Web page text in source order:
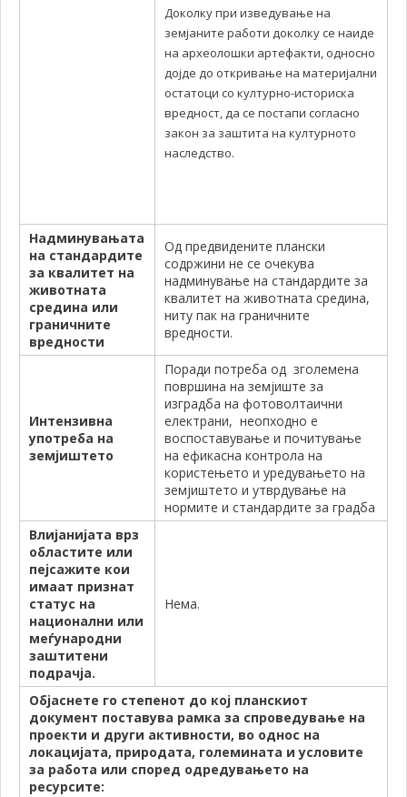
Доколку при изведување на
земјаните работи доколку се наиде
на археолошки артефакти, односно
дојде до откривање на материјални
остатоци со културно-историска
вредност, да се постапи согласно
закон за заштита на културното
наследство.
Надминувањата
на стандардите
за квалитет на
животната
средина или
граничните
вредности
Од предвидените плански
содржини не се очекува
надминување на стандардите за
квалитет на животната средина,
ниту пак на граничните
вредности.
Интензивна
употреба на
земјиштето
Поради потреба од зголемена
површина на земјиште за
изградба на фотоволтаични
електрани, неопходно е
воспоставување и почитување
на ефикасна контрола на
користењето и уредувањето на
земјиштето и утврдување на
нормите и стандардите за градба
Влијанијата врз
областите или
пејсажите кои
имаат признат
статус на
национални или
меѓународни
заштитени
подрачја.
Нема.
Објаснете го степенот до кој планскиот
документ поставува рамка за спроведување на
проекти и други активности, во однос на
локацијата, природата, големината и условите
за работа или според одредувањето на
ресурсите: